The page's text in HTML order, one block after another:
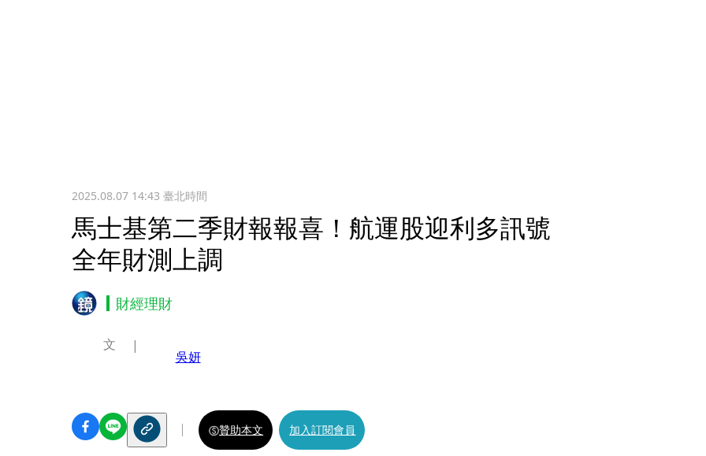
2025.08.07 14:43 臺北時間
馬士基第二季財報報喜！航運股迎利多訊號
全年財測上調
財經理財
文
吳妍
贊助本文 加入訂閱會員